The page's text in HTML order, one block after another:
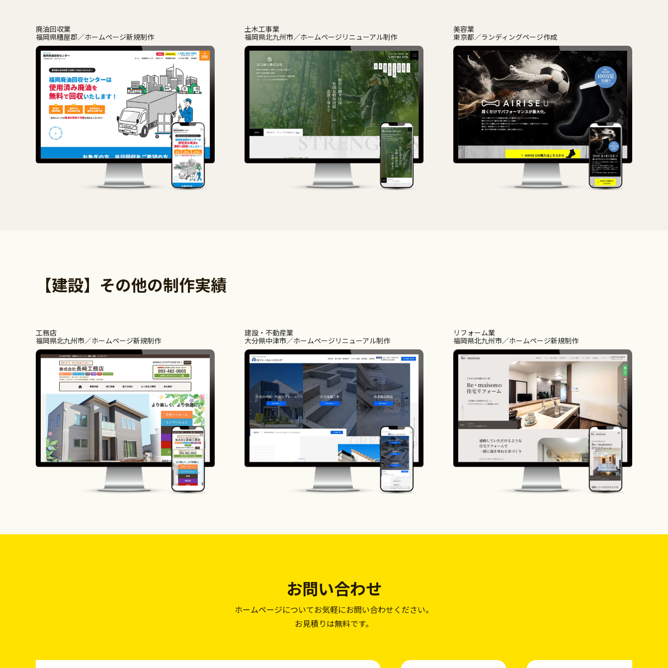
廃油回収業
福岡県糟屋郡
ホームページ新規制作
土木工事業
福岡県北九州市
ホームページリニューアル制作
美容業
東京都
ランディングページ作成
【建設】その他の制作実績
工務店
福岡県北九州市
ホームページ新規制作
建設・不動産業
大分県中津市
ホームページリニューアル制作
リフォーム業
福岡県北九州市
ホームページ新規制作
お問い合わせ
ホームページについてお気軽にお問い合わせください。
お見積りは無料です。